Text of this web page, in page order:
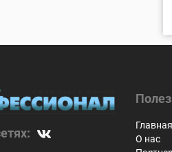
Главная
О нас